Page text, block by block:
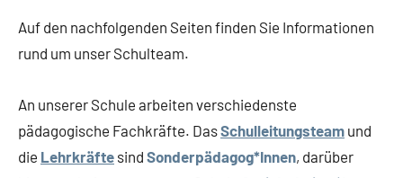
Auf den nachfolgenden Seiten finden Sie Informationen
rund um unser Schulteam.
An unserer Schule arbeiten verschiedenste
pädagogische Fachkräfte. DasSchulleitungsteam und
die Lehrkräfte sind Sonderpädagog*Innen, darüber